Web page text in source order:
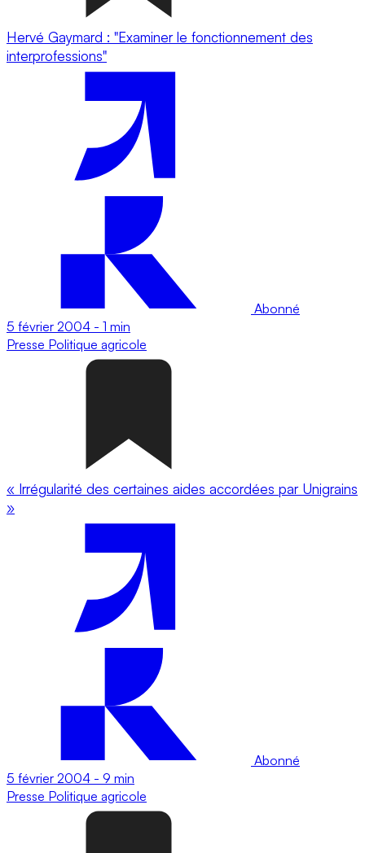
Hervé Gaymard : "Examiner le fonctionnement des
interprofessions"
Abonné
5 février 2004 - 1 min
Presse Politique agricole
« Irrégularité des certaines aides accordées par Unigrains
»
Abonné
5 février 2004 - 9 min
Presse Politique agricole